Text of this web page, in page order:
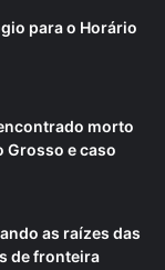
para o Horário
morto
Grosso e caso
as raízes das
de fronteira